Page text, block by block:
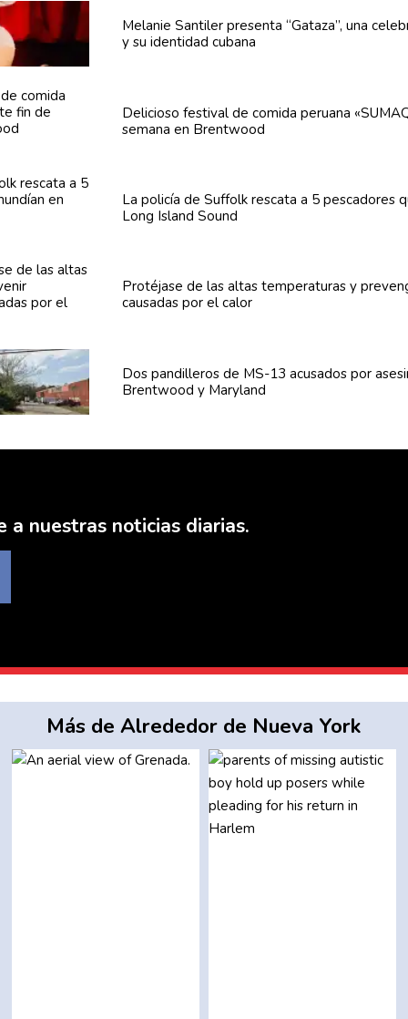
Melanie Santiler presenta “Gataza”, una
y su identidad cubana
Delicioso festival de comida peruana
semana en Brentwood
La policía de Suffolk rescata a 5 pescadores
Long Island Sound
Protéjase de las altas temperaturas y
causadas por el calor
Dos pandilleros de MS-13 acusados por
Brentwood y Maryland
a nuestras noticias diarias.
Más de Alrededor de Nueva York